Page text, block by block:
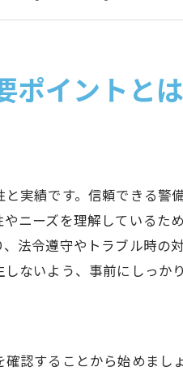
の評判と実績をチェック
ランの柔軟性と顧客対応力を
警備サービスが求められる
頼を得るための警備戦略
型警備のメリットと課題
ントでの警備サービス活
との連携を重視した警備
る警備システムの現状
ポイントとは
実績です。信頼できる
ニーズを理解している
法令遵守やトラブル時の
ないよう、事前にしっか
認することから始めまし